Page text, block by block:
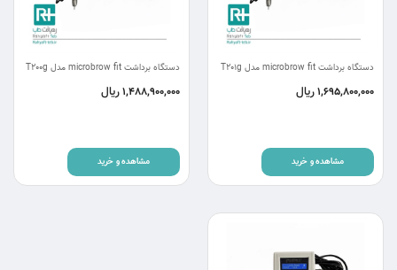
دستگاه برداشت microbrow fit مدل T201g
1,695,800,000ریال
مشاهده و خرید
دستگاه برداشت microbrow fit مدل T200g
1,488,900,000ریال
مشاهده و خرید